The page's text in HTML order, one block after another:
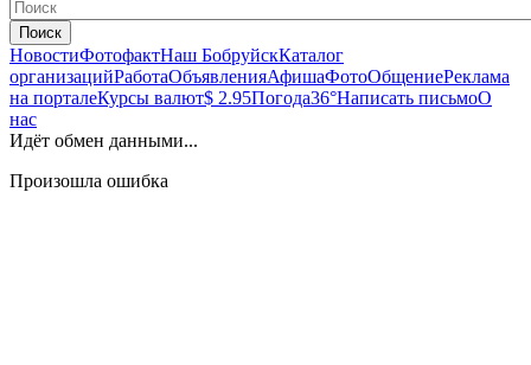
Поиск
НовостиФотофактНаш БобруйскКаталог
организацийРаботаОбъявленияАфишаФотоОбщениеРеклама
на порталеКурсы валют$ 2.95Погода36°Написать письмоО
нас
Идёт обмен данными...
Произошла ошибка